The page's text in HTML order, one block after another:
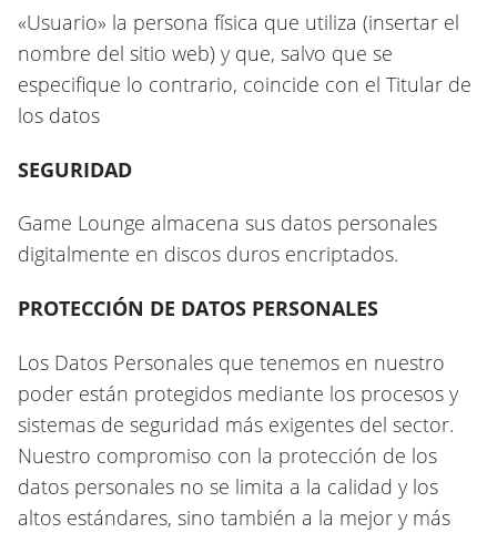
«Usuario» la persona física que utiliza (insertar el
nombre del sitio web) y que, salvo que se
especifique lo contrario, coincide con el Titular de
los datos
SEGURIDAD
Game Lounge almacena sus datos personales
digitalmente en discos duros encriptados.
PROTECCIÓN DE DATOS PERSONALES
Los Datos Personales que tenemos en nuestro
poder están protegidos mediante los procesos y
sistemas de seguridad más exigentes del sector.
Nuestro compromiso con la protección de los
datos personales no se limita a la calidad y los
altos estándares, sino también a la mejor y más